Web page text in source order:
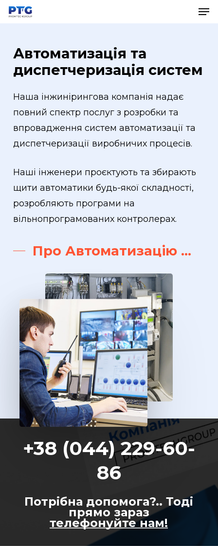
Skip
content
Автоматизація та
диспетчеризація систем
Наша інжинірингова компанія надає
повний спектр послуг з розробки та
впровадження систем автоматизації та
диспетчеризації виробничих процесів.
Наші інженери проєктують та збирають
щити автоматики будь-якої складності,
розробляють програми на
вільнопрограмованих контролерах.
Про Автоматизацію ...
+38 (044) 229-60-
86
Потрібна допомога?.. Тоді
прямо зараз
телефонуйте нам!